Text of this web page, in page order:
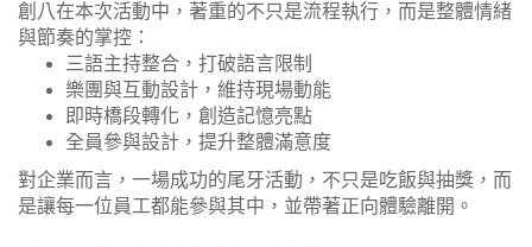
創八在本次活動中，著重的不只是流程執行，而是整體情緒
與節奏的掌控：
三語主持整合，打破語言限制
樂團與互動設計，維持現場動能
即時橋段轉化，創造記憶亮點
全員參與設計，提升整體滿意度
對企業而言，一場成功的尾牙活動，不只是吃飯與抽獎，而
是讓每一位員工都能參與其中，並帶著正向體驗離開。